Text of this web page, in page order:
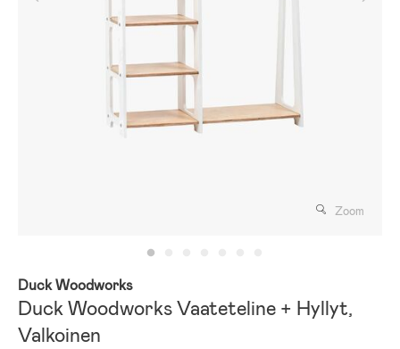
Zoom
Duck Woodworks
Duck Woodworks Vaateteline + Hyllyt,
Valkoinen